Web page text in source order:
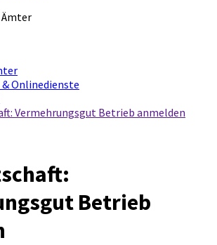
Onlinedienste
Vermehrungsgut Betrieb anmelden
Betrieb